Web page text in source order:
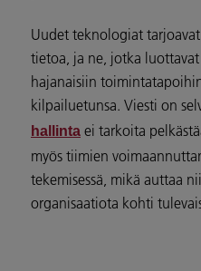
Uudet teknologiat
tietoa, ja ne, jotka
hajanaisiin
kilpailuetunsa. Viesti on
hallinta ei tarkoita
myös tiimien
tekemisessä, mikä auttaa
organisaatiota kohti